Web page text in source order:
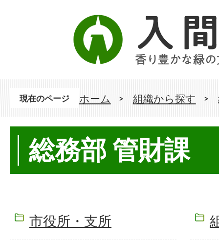
現在のページ ホーム 組織から探す
総務部 管財課
市役所・支所